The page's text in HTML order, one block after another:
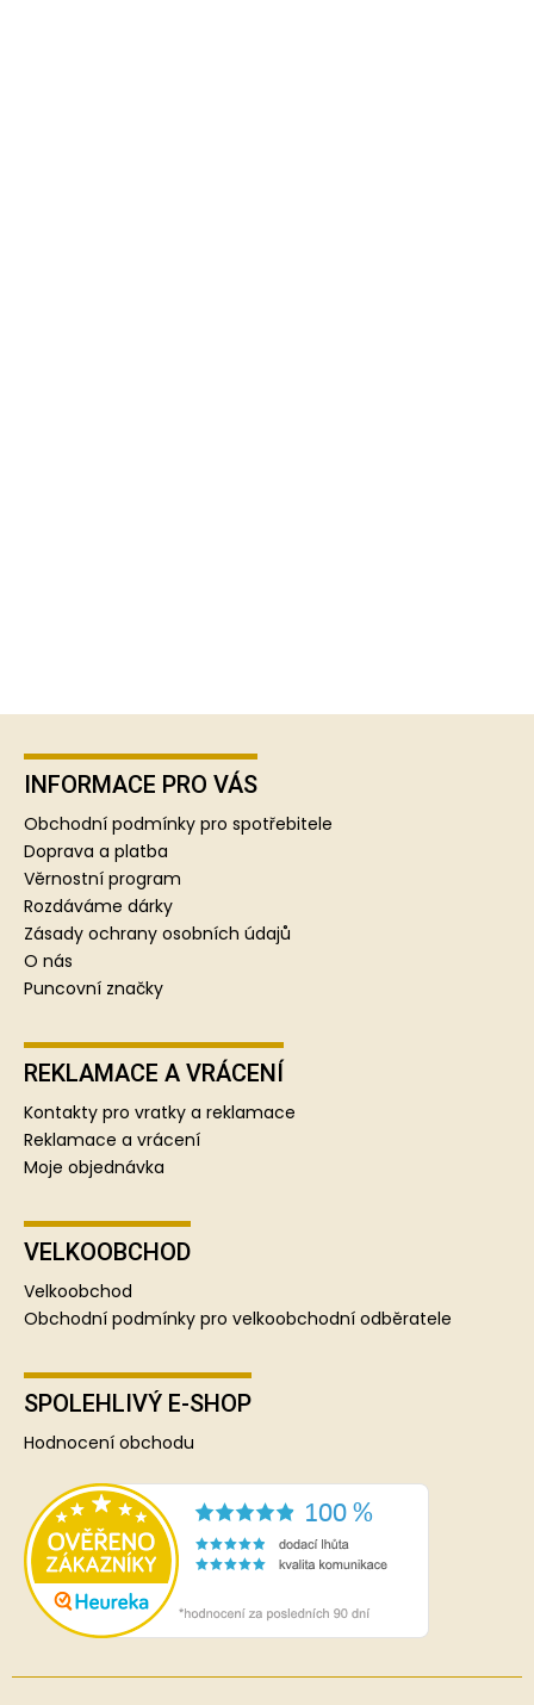
Z
INFORMACE PRO VÁS
Obchodní podmínky pro spotřebitele
Doprava a platba
Věrnostní program
Rozdáváme dárky
Zásady ochrany osobních údajů
O nás
Puncovní značky
REKLAMACE A VRÁCENÍ
Kontakty pro vratky a reklamace
Reklamace a vrácení
Moje objednávka
VELKOOBCHOD
Velkoobchod
Obchodní podmínky pro velkoobchodní odběratele
SPOLEHLIVÝ E-SHOP
Hodnocení obchodu